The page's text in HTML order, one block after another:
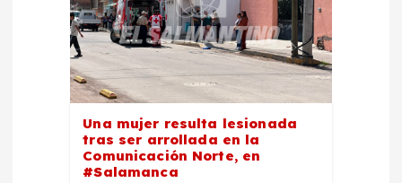
Una mujer resulta lesionada
tras ser arrollada en la
Comunicación Norte, en
#Salamanca